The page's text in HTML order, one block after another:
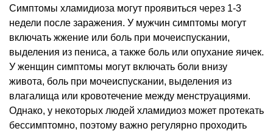
Симптомы хламидиоза могут проявиться через 1-3
недели после заражения. У мужчин симптомы могут
включать жжение или боль при мочеиспускании,
выделения из пениса, а также боль или опухание яичек.
У женщин симптомы могут включать боли внизу
живота, боль при мочеиспускании, выделения из
влагалища или кровотечение между менструациями.
Однако, у некоторых людей хламидиоз может протекать
бессимптомно, поэтому важно регулярно проходить